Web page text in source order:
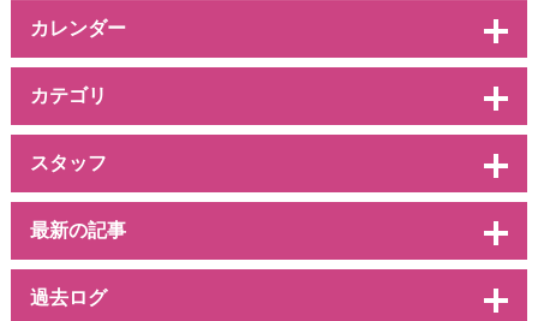
カレンダー
カテゴリ
スタッフ
最新の記事
過去ログ